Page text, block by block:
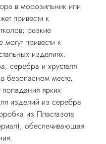
в морозильник или
привести к
резкие
привести к
изделиях.
серебра и хрусталя
безопасном месте,
ярких
изделий из серебра
из Пластазота
обеспечивающая